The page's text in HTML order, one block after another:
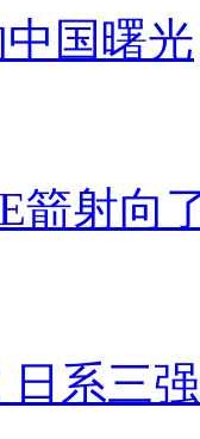
国曙光
箭射向
系三